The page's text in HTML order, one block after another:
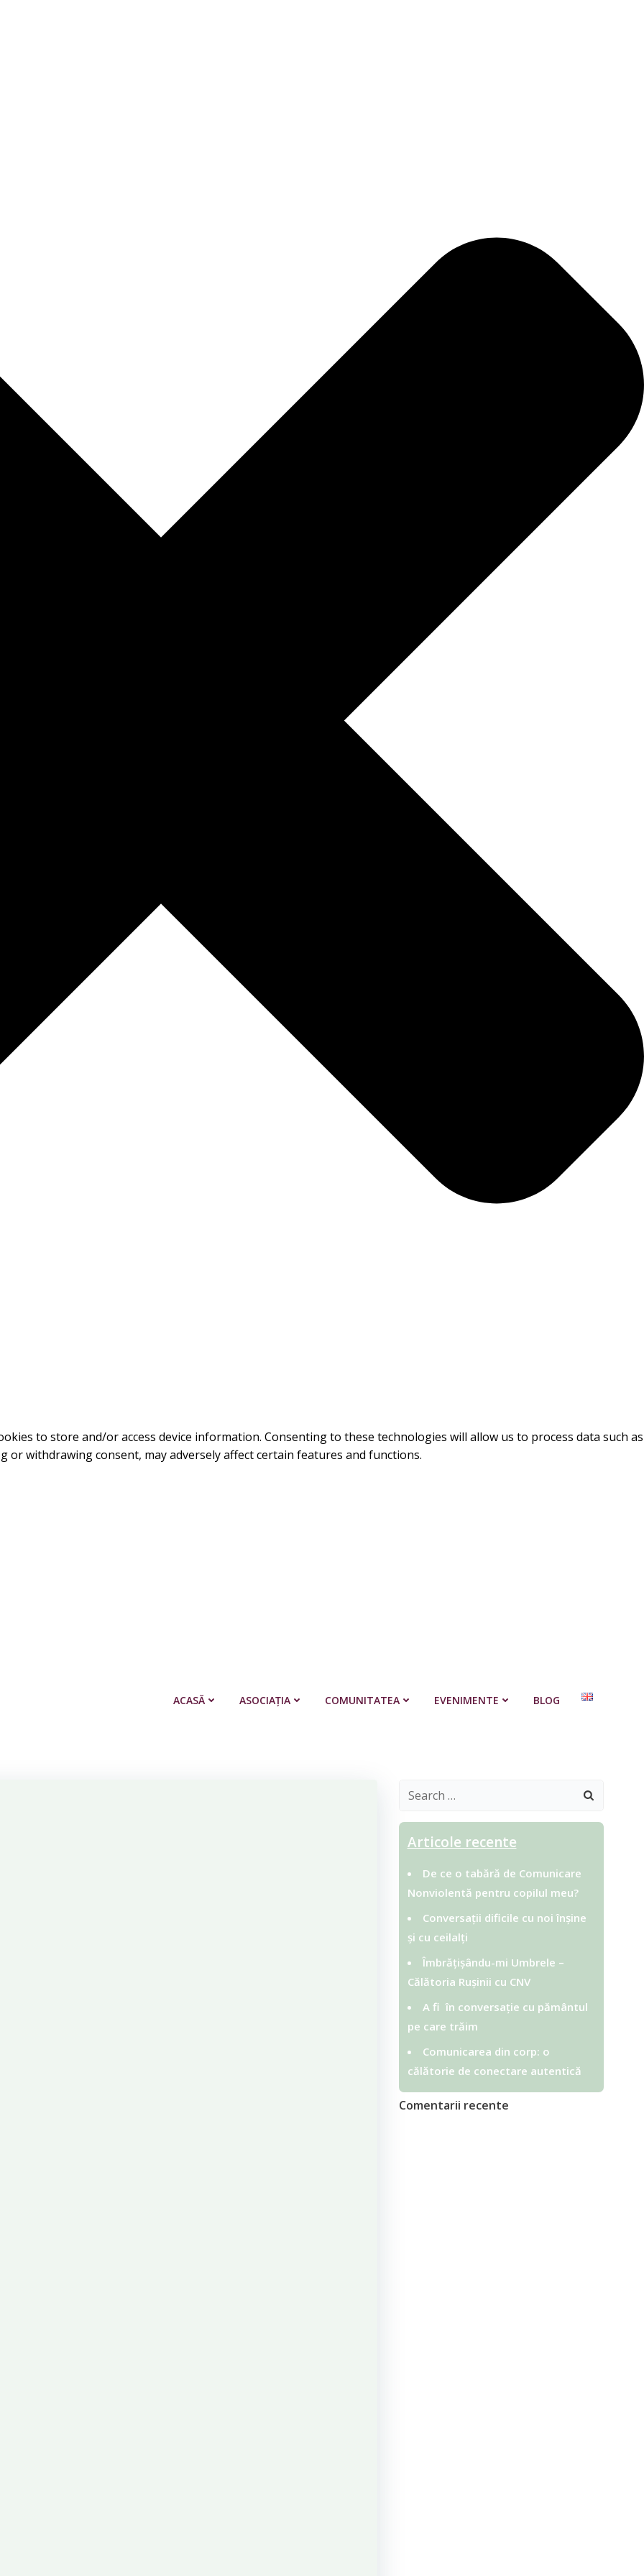
to store and/or access device information. Consenting to these technologies will allow us to process data such as
withdrawing consent, may adversely affect certain features and functions.
ACASĂ ASOCIAȚIA COMUNITATEA EVENIMENTE BLOG
Search
Articole recente
De ce o tabără de Comunicare
Nonviolentă pentru copilul meu?
Conversații dificile cu noi înșine
și cu ceilalți
Îmbrățișându-mi Umbrele –
Călătoria Rușinii cu CNV
A fi în conversație cu pământul
pe care trăim
Comunicarea din corp: o
călătorie de conectare autentică
Comentarii recente